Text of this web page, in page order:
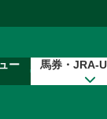
ー 馬券・JRA-